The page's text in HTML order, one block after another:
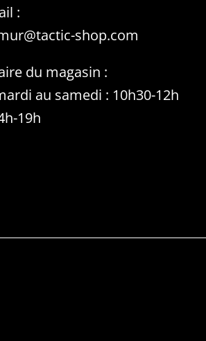
:
shop.com
du magasin :
au samedi : 10h30-12h
19h